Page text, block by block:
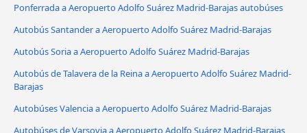
Ponferrada a Aeropuerto Adolfo Suárez Madrid-Barajas autobúses
Autobús Santander a Aeropuerto Adolfo Suárez Madrid-Barajas
Autobús Soria a Aeropuerto Adolfo Suárez Madrid-Barajas
Autobús de Talavera de la Reina a Aeropuerto Adolfo Suárez Madrid-
Barajas
Autobúses Valencia a Aeropuerto Adolfo Suárez Madrid-Barajas
Autobúses de Varsovia a Aeropuerto Adolfo Suárez Madrid-Barajas